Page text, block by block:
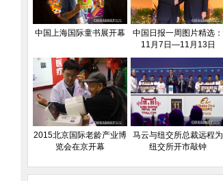
中国上海国际童书展开幕
中国日报一周图片精选：
11月7日—11月13日
2015北京国际老龄产业博
览会在京开幕
马云与纽交所总裁远程为
纽交所开市敲钟